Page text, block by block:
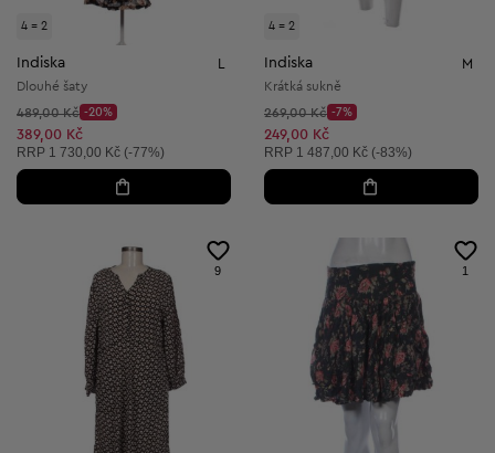
4 = 2
Indiska L
Dlouhé šaty
Původní cena:
489,00 Kč
Discount Price:
-20%
Snížená cena:
389,00 Kč
Doporučená cena:
RRP 1 730,00 Kč (-77%)
4 = 2
Indiska M
Krátká sukně
Původní cena:
269,00 Kč
Discount Price:
-7%
Snížená cena:
249,00 Kč
Doporučená cena:
RRP 1 487,00 Kč (-83%)
9 1